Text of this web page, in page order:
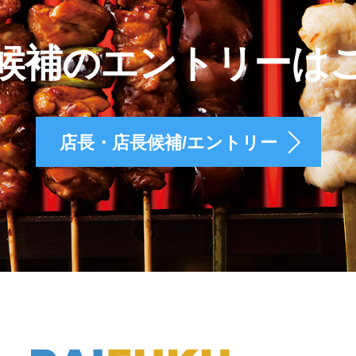
補のエントリーは
店長・店長候補/エントリー